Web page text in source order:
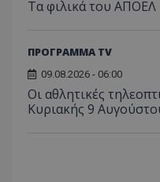
Τα φιλικά του ΑΠΟΕΛ
ΠΡΟΓΡΑΜΜΑ TV
09.08.2026 - 06:00
Οι αθλητικές
Κυριακής 9